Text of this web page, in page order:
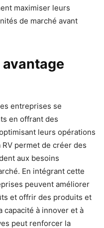
maximiser leurs
de marché avant
avantage
entreprises se
en offrant des
leurs opérations
permet de créer des
aux besoins
En intégrant cette
peuvent améliorer
et offrir des produits et
capacité à innover et à
peut renforcer la